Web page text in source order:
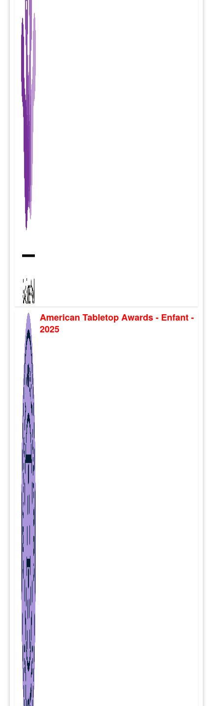
American Tabletop Awards - Enfant -
2025